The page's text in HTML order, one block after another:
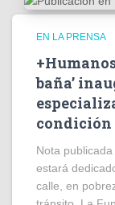
EN LA PRENSA
baña’
condición
Nota
estará
calle, en